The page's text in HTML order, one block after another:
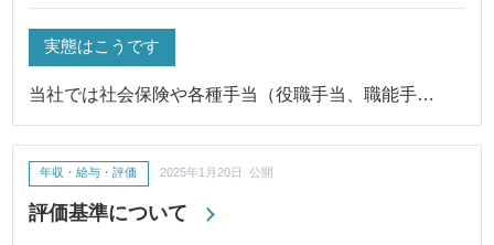
実態はこうです
当社では社会保険や各種手当（役職手当、職能手…
評価基準について
年収・給与・評価 2025年1月20日 公開